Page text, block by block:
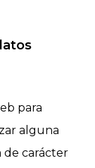
para
alguna
de carácter